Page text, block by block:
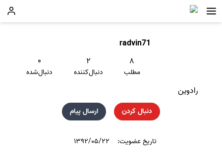
radvin71
۸
مطلب
۲
دنبال‌کننده
۰
دنبال‌شده
رادوین
دنبال کردن ارسال پیام
تاریخ عضویت: ۱۳۹۲/۰۵/۲۲